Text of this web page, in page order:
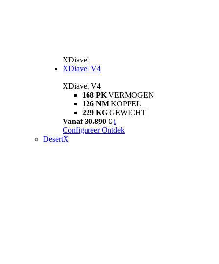
XDiavel
XDiavel V4
XDiavel V4
168 PK VERMOGEN
126 NM KOPPEL
229 KG GEWICHT
Vanaf 30.890 € i
Configureer Ontdek
DesertX